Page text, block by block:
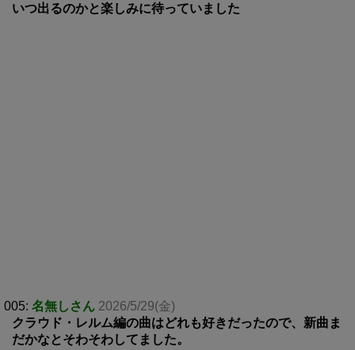
いつ出るのかと楽しみに待っていました
005: 名無しさん 2026/5/29(金)
クラウド・レルム編の曲はどれも好きだったので、新曲ま
だかなとそわそわしてました。